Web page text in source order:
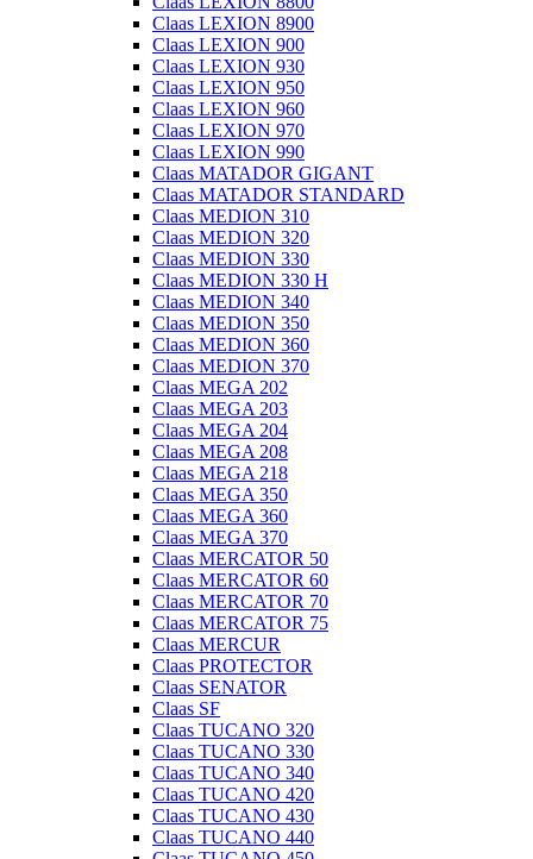
Claas LEXION 8900
Claas LEXION 900
Claas LEXION 930
Claas LEXION 950
Claas LEXION 960
Claas LEXION 970
Claas LEXION 990
Claas MATADOR GIGANT
Claas MATADOR STANDARD
Claas MEDION 310
Claas MEDION 320
Claas MEDION 330
Claas MEDION 330 H
Claas MEDION 340
Claas MEDION 350
Claas MEDION 360
Claas MEDION 370
Claas MEGA 202
Claas MEGA 203
Claas MEGA 204
Claas MEGA 208
Claas MEGA 218
Claas MEGA 350
Claas MEGA 360
Claas MEGA 370
Claas MERCATOR 50
Claas MERCATOR 60
Claas MERCATOR 70
Claas MERCATOR 75
Claas MERCUR
Claas PROTECTOR
Claas SENATOR
Claas SF
Claas TUCANO 320
Claas TUCANO 330
Claas TUCANO 340
Claas TUCANO 420
Claas TUCANO 430
Claas TUCANO 440